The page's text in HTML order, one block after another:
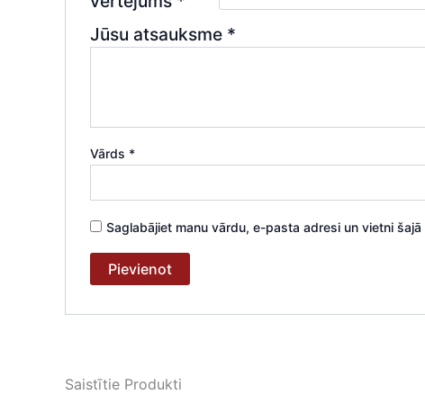
Jūsu atsauksme *
Vārds *
Saglabājiet manu vārdu, e-pasta adresi un vietni
Saistītie Produkti